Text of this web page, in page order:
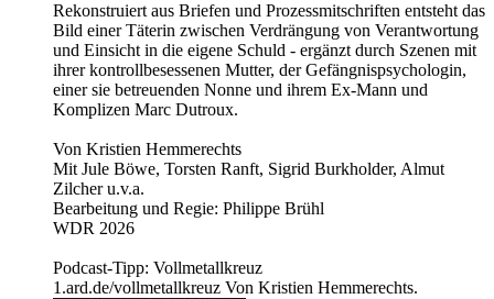
Rekonstruiert aus Briefen und Prozessmitschriften entsteht das
Bild einer Täterin zwischen Verdrängung von Verantwortung
und Einsicht in die eigene Schuld - ergänzt durch Szenen mit
ihrer kontrollbesessenen Mutter, der Gefängnispsychologin,
einer sie betreuenden Nonne und ihrem Ex-Mann und
Komplizen Marc Dutroux.
Von Kristien Hemmerechts
Mit Jule Böwe, Torsten Ranft, Sigrid Burkholder, Almut
Zilcher u.v.a.
Bearbeitung und Regie: Philippe Brühl
WDR 2026
Podcast-Tipp: Vollmetallkreuz
1.ard.de/vollmetallkreuz Von Kristien Hemmerechts.